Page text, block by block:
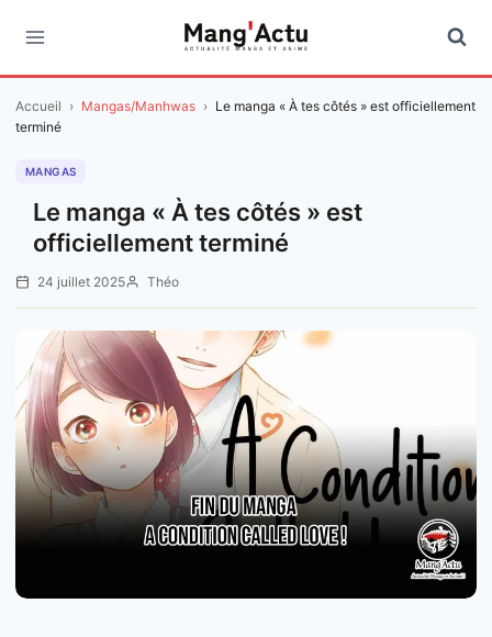
contenu
Accueil › Mangas/Manhwas › Le manga « À tes côtés » est officiellement
terminé
MANGAS
Le manga « À tes côtés » est
officiellement terminé
24 juillet 2025 Théo